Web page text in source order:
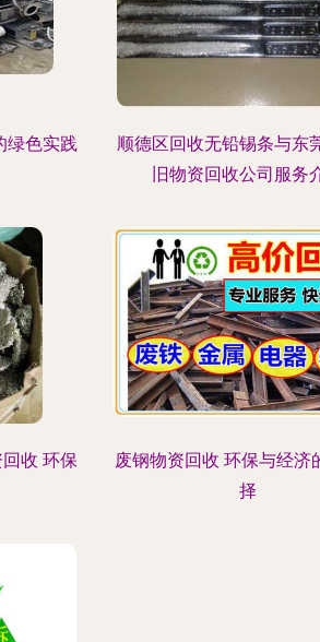
绿色实践
顺德区回收无铅锡条与东
旧物资回收公司服务
收 环保
废钢物资回收 环保与经济
择